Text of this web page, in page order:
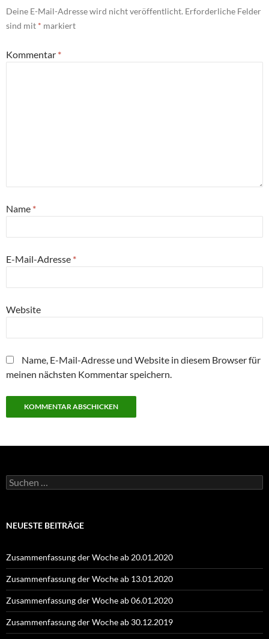
Deine E-Mail-Adresse wird nicht veröffentlicht. Erforderliche Felder
sind mit * markiert
Kommentar *
Name *
E-Mail-Adresse *
Website
Name, E-Mail-Adresse und Website in diesem Browser für
meinen nächsten Kommentar speichern.
Suchen
nach:
NEUESTE BEITRÄGE
Zusammenfassung der Woche ab 20.01.2020
Zusammenfassung der Woche ab 13.01.2020
Zusammenfassung der Woche ab 06.01.2020
Zusammenfassung der Woche ab 30.12.2019